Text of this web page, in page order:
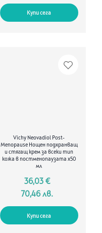
Купи сега
Vichy Neovadiol Post-
Menopause Нощен подхранващ
и стягащ крем за всеки тип
кожа в постменопаузата x50
мл
36,03 €
70,46 лв.
Купи сега